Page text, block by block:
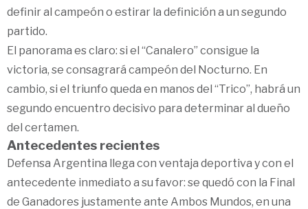
definir al campeón o estirar la definición a un segundo
partido.
El panorama es claro: si el “Canalero” consigue la
victoria, se consagrará campeón del Nocturno. En
cambio, si el triunfo queda en manos del “Trico”, habrá un
segundo encuentro decisivo para determinar al dueño
del certamen.
Antecedentes recientes
Defensa Argentina llega con ventaja deportiva y con el
antecedente inmediato a su favor: se quedó con la Final
de Ganadores justamente ante Ambos Mundos, en una